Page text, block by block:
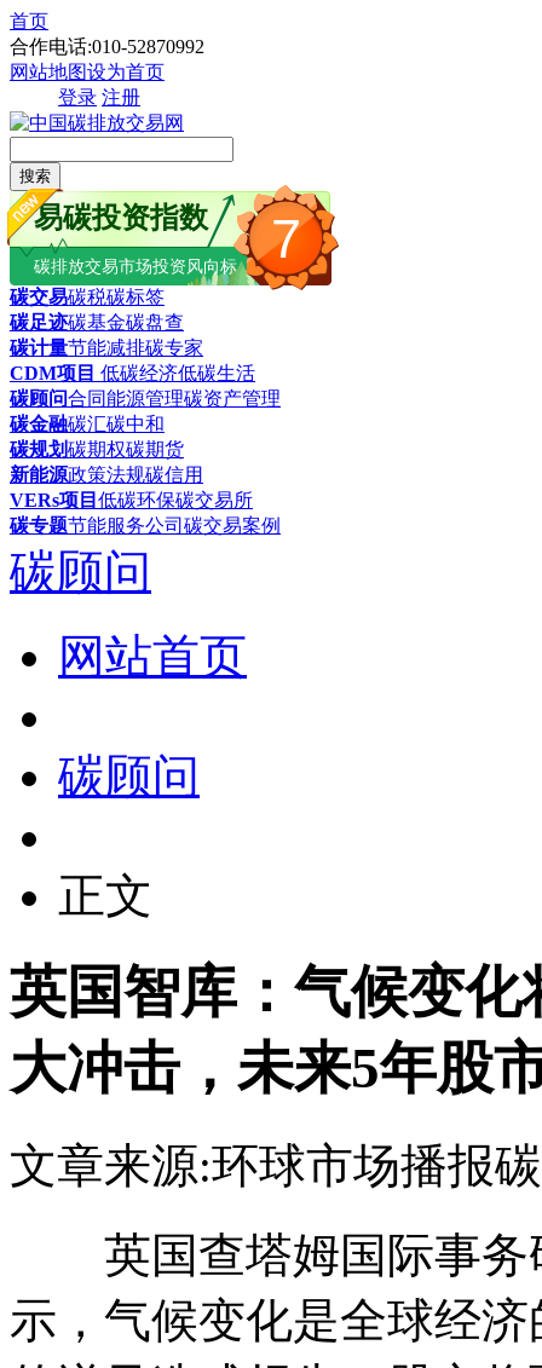
首页
合作电话:010-52870992
网站地图设为首页
登录 注册
搜索
7
易碳投资指数
碳排放交易市场投资风向标
碳交易碳税碳标签
碳足迹碳基金碳盘查
碳计量节能减排碳专家
CDM项目 低碳经济低碳生活
碳顾问合同能源管理碳资产管理
碳金融碳汇碳中和
碳规划碳期权碳期货
新能源政策法规碳信用
VERs项目 低碳环保碳交易所
碳专题节能服务公司 碳交易案例
碳顾问
网站首页
碳顾问
正文
英国智库：气候变
大冲击，未来5年股
文章来源:环球市场播报
英国查塔姆国际事务
示，气候变化是全球经